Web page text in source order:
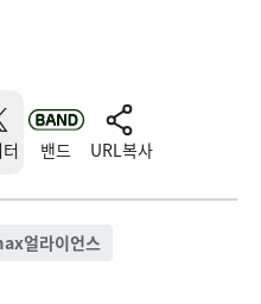
밴드 URL복사
얼라이언스